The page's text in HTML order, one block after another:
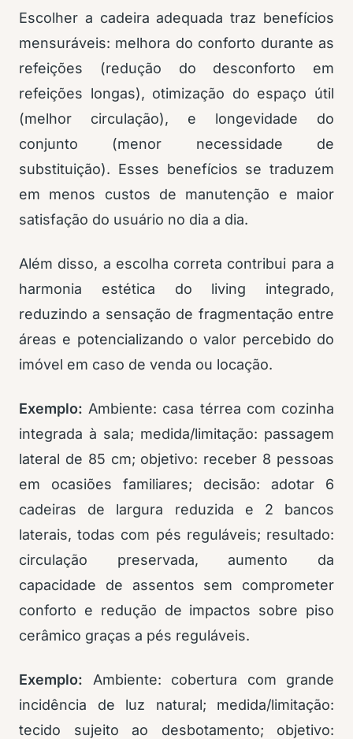
Escolher a cadeira adequada traz benefícios
mensuráveis: melhora do conforto durante as
refeições (redução do desconforto em
refeições longas), otimização do espaço útil
(melhor circulação), e longevidade do
conjunto (menor necessidade de
substituição). Esses benefícios se traduzem
em menos custos de manutenção e maior
satisfação do usuário no dia a dia.
Além disso, a escolha correta contribui para a
harmonia estética do living integrado,
reduzindo a sensação de fragmentação entre
áreas e potencializando o valor percebido do
imóvel em caso de venda ou locação.
Exemplo: Ambiente: casa térrea com cozinha
integrada à sala; medida/limitação: passagem
lateral de 85 cm; objetivo: receber 8 pessoas
em ocasiões familiares; decisão: adotar 6
cadeiras de largura reduzida e 2 bancos
laterais, todas com pés reguláveis; resultado:
circulação preservada, aumento da
capacidade de assentos sem comprometer
conforto e redução de impactos sobre piso
cerâmico graças a pés reguláveis.
Exemplo: Ambiente: cobertura com grande
incidência de luz natural; medida/limitação:
tecido sujeito ao desbotamento; objetivo: